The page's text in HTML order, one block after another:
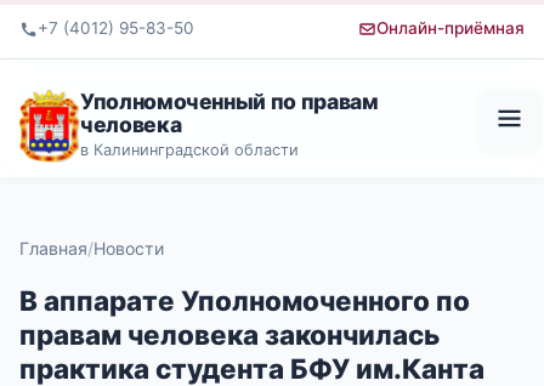
+7 (4012) 95-83-50 Онлайн-приёмная
Уполномоченный по правам
человека
в Калининградской области
Главная Новости
В аппарате Уполномоченного по
правам человека закончилась
практика студента БФУ им.Канта